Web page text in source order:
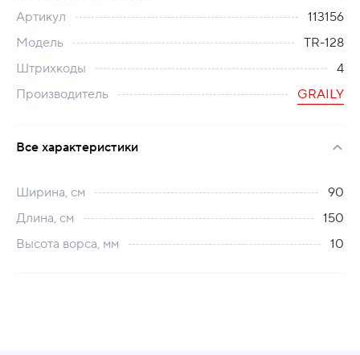
Артикул
113156
Модель
TR-128
Штрихкоды
4
Производитель
GRAILY
Все характеристики
Ширина, см
90
Длина, см
150
Высота ворса, мм
10